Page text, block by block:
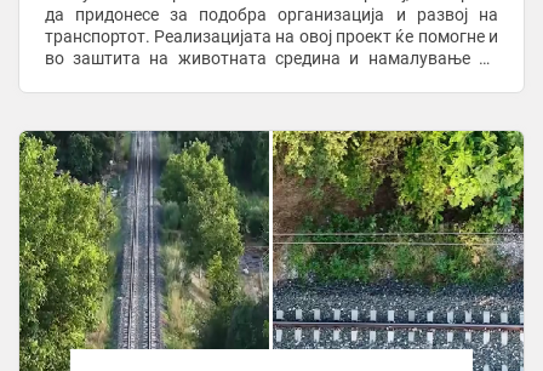
да придонесе за подобра организација и развој на
транспортот. Реализацијата на овој проект ќе помогне и
во заштита на животната средина и намалување на